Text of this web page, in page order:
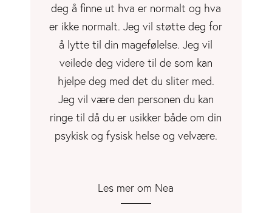
deg å finne ut hva er normalt og hva
er ikke normalt. Jeg vil støtte deg for
å lytte til din magefølelse. Jeg vil
veilede deg videre til de som kan
hjelpe deg med det du sliter med.
Jeg vil være den personen du kan
ringe til då du er usikker både om din
psykisk og fysisk helse og velvære.
Les mer om Nea